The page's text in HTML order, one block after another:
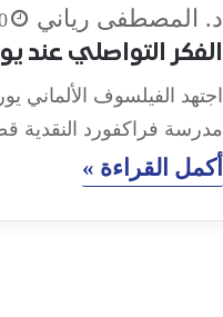
د. المصطفى رياني 20
الفكر التواصلي عند
اجتهد الفيلسوف
مدرسة فراكفورد النقدية
أكمل القراءة »